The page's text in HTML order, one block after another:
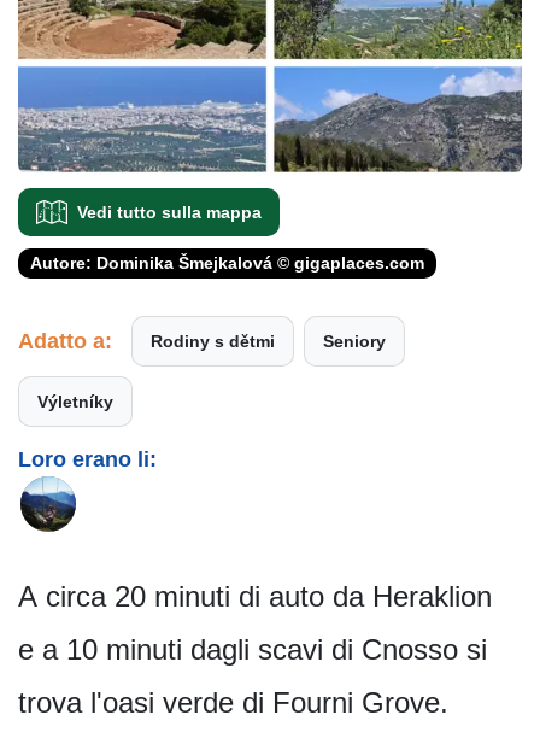
Vedi tutto sulla mappa
Autore: Dominika Šmejkalová © gigaplaces.com
Adatto a: Rodiny s dětmi Seniory
Výletníky
Loro erano li:
A circa 20 minuti di auto da Heraklion
e a 10 minuti dagli scavi di Cnosso si
trova l'oasi verde di Fourni Grove.